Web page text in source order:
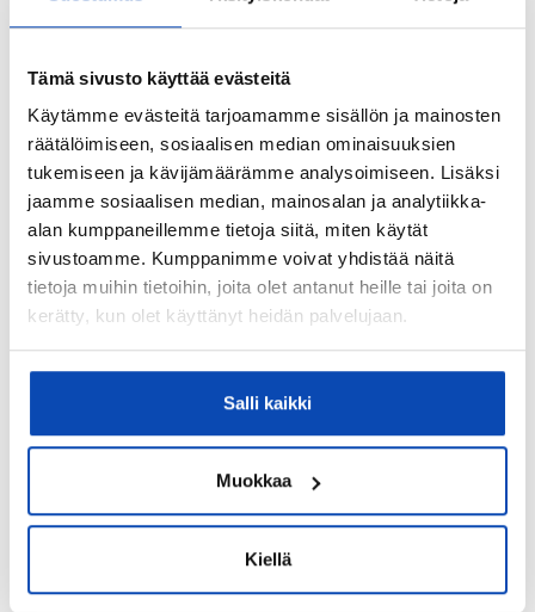
Tämä sivusto käyttää evästeitä
Käytämme evästeitä tarjoamamme sisällön ja mainosten
räätälöimiseen, sosiaalisen median ominaisuuksien
tukemiseen ja kävijämäärämme analysoimiseen. Lisäksi
jaamme sosiaalisen median, mainosalan ja analytiikka-
alan kumppaneillemme tietoja siitä, miten käytät
sivustoamme. Kumppanimme voivat yhdistää näitä
tietoja muihin tietoihin, joita olet antanut heille tai joita on
kerätty, kun olet käyttänyt heidän palvelujaan.
Salli kaikki
Muokkaa
Kiellä
2019 B- ja C-portaiden valaistuksen uusinta 2019
Ikkunoiden uusinta 2012 Fredrikinkadun sisäpihan
rappausuusinta 2012 Kalevankadun
puolen peltikate 2012 Räystäiden ja syöksytorvien
osa uusinta 2009 Linjasaneeraus 1. vaihe B-ja C-
porras ...
ks. kunnossapitotarveselvitys
Asuinhuoneistot:
56
Liikehuoneistot:
Osakenumerot:
Lunastusoikeus yhtiöllä:
Lunastusoikeus osakkailla: